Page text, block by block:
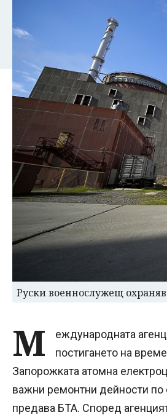
Руски военнослужещ
М
еждународната
постигането на
Запорожката атомна
важни ремонтни дейности по
предава БТА. Според